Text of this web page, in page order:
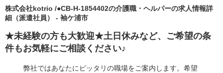
株式会社kotrio /●CB-H-1854402の介護職・ヘルパーの求人情報詳
細（派遣社員） - 袖ケ浦市
★未経験の方も大歓迎★土日休みなど、ご希望の条
件もお気軽にご相談ください♪
弊社ではあなたにピッタリの職場をご案内します。希望